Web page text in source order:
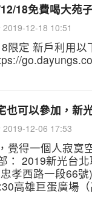
18免費喝大苑
2019-12-18 10:51
限定 新戶利用
也可以參加，新
2019-12-06 17:53
覺得一個人寂寞
： 2019新光台
孝西路一段66
高雄巨蛋廣場